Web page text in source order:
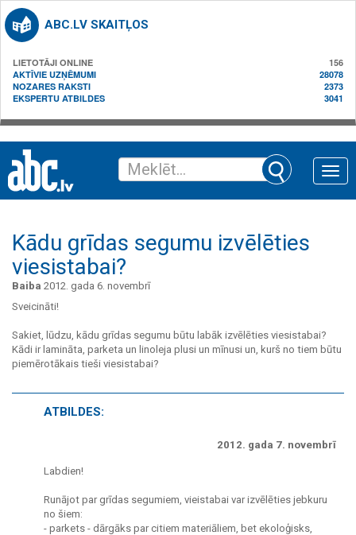
ABC.LV SKAITĻOS
LIETOTĀJI ONLINE
156
AKTĪVIE UZŅĒMUMI
28078
NOZARES RAKSTI
2373
EKSPERTU ATBILDES
3041
Toggle
Kādu grīdas segumu izvēlēties
viesistabai?
Baiba 2012. gada 6. novembrī
Sveicināti!
Sakiet, lūdzu, kādu grīdas segumu būtu labāk izvēlēties viesistabai?
Kādi ir lamināta, parketa un linoleja plusi un mīnusi un, kurš no tiem būtu
piemērotākais tieši viesistabai?
ATBILDES:
2012. gada 7. novembrī
Labdien!
Runājot par grīdas segumiem, vieistabai var izvēlēties jebkuru
no šiem:
- parkets - dārgāks par citiem materiāliem, bet ekoloģisks,